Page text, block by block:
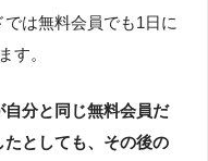
は無料会員でも1日に
す。
分と同じ無料会員だ
としても、その後の